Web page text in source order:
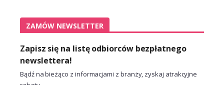
ZAMÓW NEWSLETTER
Zapisz się na listę odbiorców bezpłatnego
newslettera!
Bądź na bieżąco z informacjami z branży, zyskaj atrakcyjne